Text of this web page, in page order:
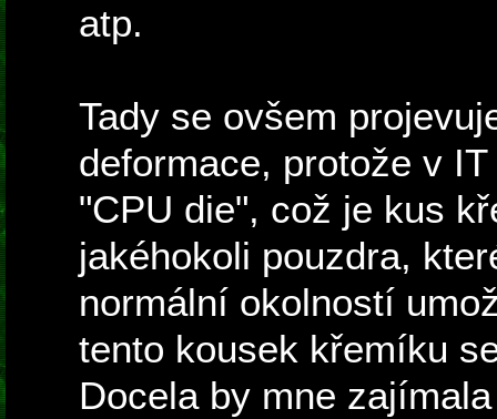
atp.
Tady se ovšem
deformace, protože v
"CPU die", což je kus
jakéhokoli pouzdra,
normální okolností
tento kousek křemíku
Docela by mne